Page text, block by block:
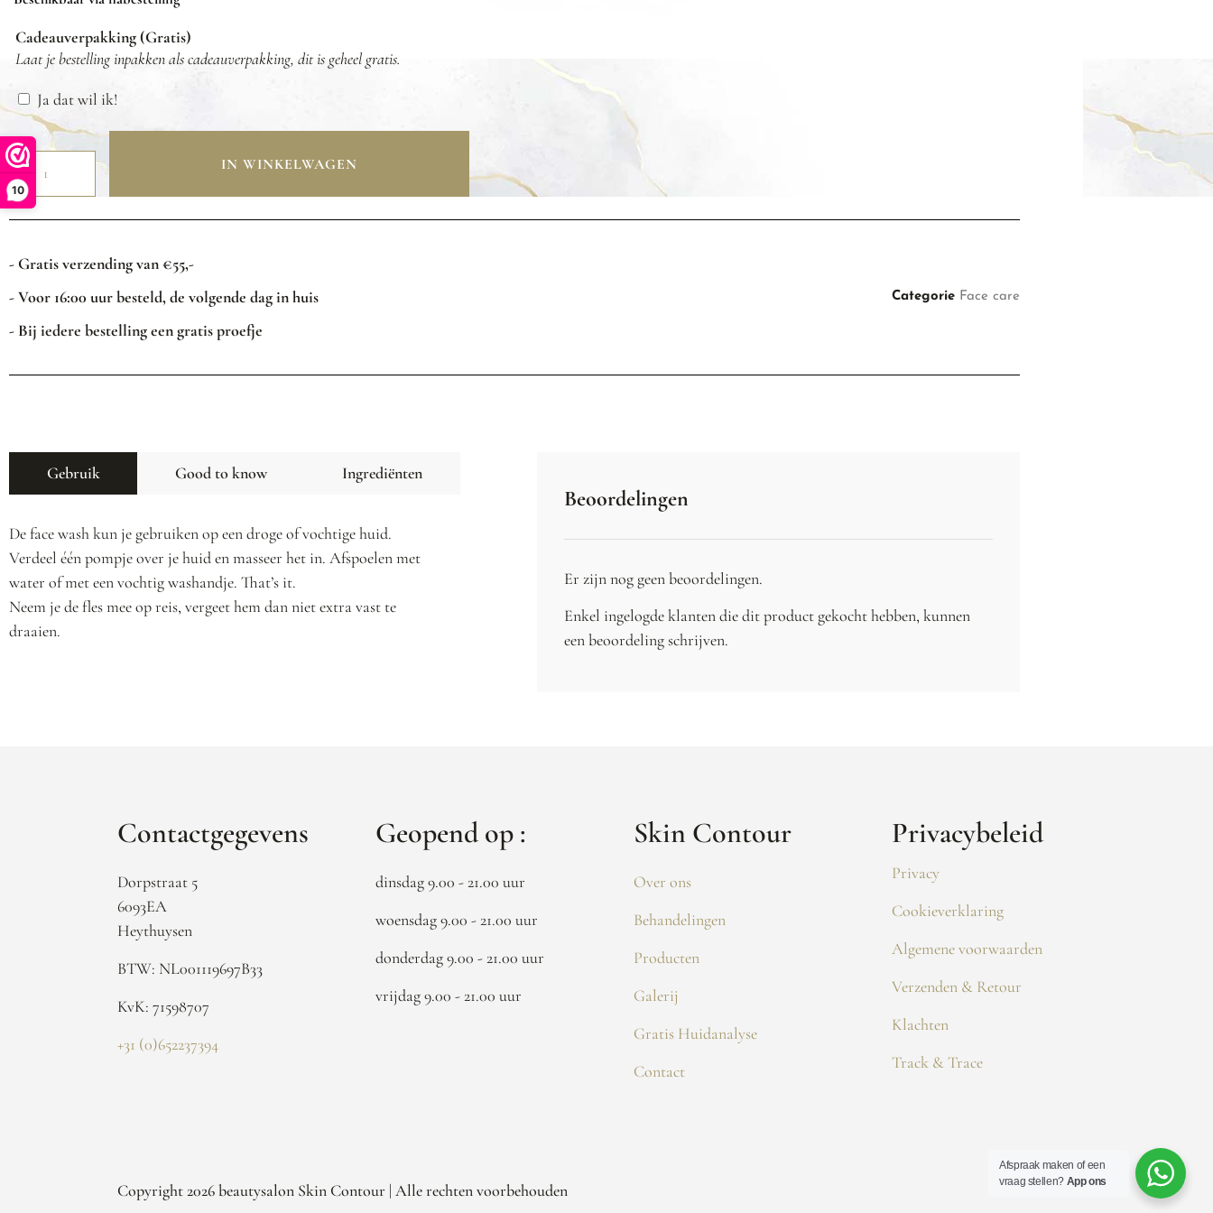
10
Cadeauverpakking (Gratis)
Laat je bestelling inpakken als cadeauverpakking, dit is geheel gratis.
Ja dat wil ik!
IN WINKELWAGEN
- Gratis verzending van €55,-
- Voor 16:00 uur besteld, de volgende dag in huis
- Bij iedere bestelling een gratis proefje
Categorie Face care
Gebruik Good to know Ingrediënten
De face wash kun je gebruiken op een droge of vochtige huid.
Verdeel één pompje over je huid en masseer het in. Afspoelen met
water of met een vochtig washandje. That’s it.
Neem je de fles mee op reis, vergeet hem dan niet extra vast te
draaien.
Beoordelingen
Er zijn nog geen beoordelingen.
Enkel ingelogde klanten die dit product gekocht hebben, kunnen
een beoordeling schrijven.
Contactgegevens
Dorpstraat 5
6093EA
Heythuysen
BTW: NL001119697B33
KvK: 71598707
+31 (0)652237394
Geopend op :
dinsdag 9.00 - 21.00 uur
woensdag 9.00 - 21.00 uur
donderdag 9.00 - 21.00 uur
vrijdag 9.00 - 21.00 uur
Skin Contour
Over ons
Behandelingen
Producten
Galerij
Gratis Huidanalyse
Contact
Privacybeleid
Privacy
Cookieverklaring
Algemene voorwaarden
Verzenden & Retour
Klachten
Track & Trace
Copyright 2026 beautysalon Skin Contour | Alle rechten voorbehouden
Afspraak maken of een
vraag stellen? App ons